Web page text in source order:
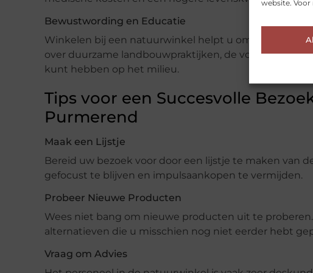
website.
Bewustwording en Educatie
Winkelen bij een natuurwinkel helpt u om bewuster
over duurzame landbouwpraktijken, de voordelen
kunt hebben op het milieu.
Tips voor een Succesvolle
Purmerend
Maak een Lijstje
Bereid uw bezoek voor door een lijstje te maken van
gefocust te blijven en impulsaankopen te vermijden.
Probeer Nieuwe Producten
Wees niet bang om nieuwe producten uit te
alternatieven die u misschien nog niet eerder hebt
Vraag om Advies